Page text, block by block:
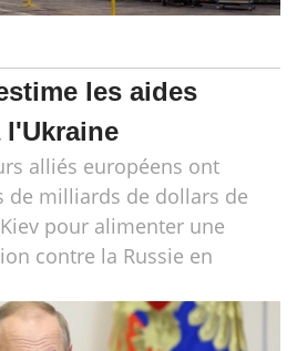
les aides
l'Ukraine
alliés européens ont
de milliards de dollars de
pour alimenter une
contre la Russie en